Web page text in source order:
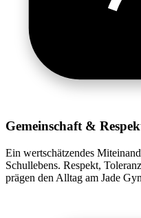
Gemeinschaft &
Ein wertschätzendes
Schullebens. Respekt,
prägen den Alltag am Jade